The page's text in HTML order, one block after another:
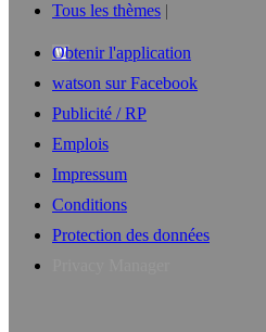
Tous les thèmes
Obtenir l'application
watson sur Facebook
Publicité / RP
Emplois
Impressum
Conditions
Protection des données